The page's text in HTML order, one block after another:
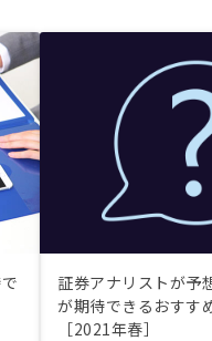
証券アナリストが予
が期待できるおすす
［2021年春］